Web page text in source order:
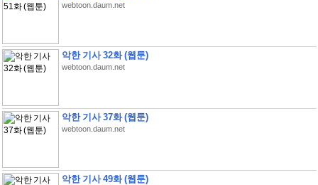
webtoon.daum.net
악한 기사 32화 (웹툰)
webtoon.daum.net
악한 기사 37화 (웹툰)
webtoon.daum.net
악한 기사 49화 (웹툰)